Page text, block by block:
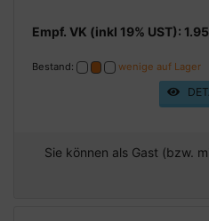
Empf. VK (inkl 19% UST):
Bestand: wenige auf Lager
Sie können als Gast (bzw.